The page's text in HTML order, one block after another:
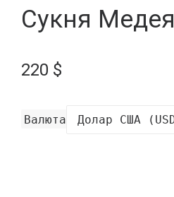
Сукня Медея
220 $
Валюта